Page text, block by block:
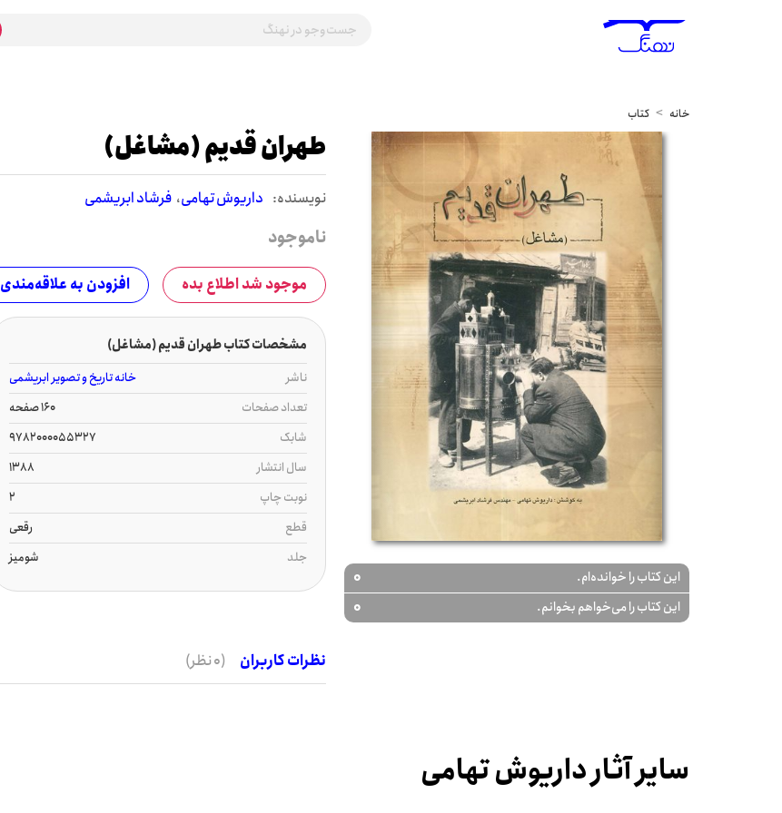
خانه کتاب
این کتاب را خوانده‌ام. 0
این کتاب را می‌خواهم بخوانم. 0
طهران قدیم (مشاغل)
نويسنده: داریوش تهامی فرشاد ابریشمی
ناموجود
موجود شد اطلاع بده افزودن به علاقه‌مندی
مشخصات کتاب طهران قدیم (مشاغل)
ناشر
خانه تاریخ و تصویر ابریشمی
تعداد صفحات
160 صفحه
شابک
9782000055327
سال انتشار
1388
نوبت چاپ
2
قطع
رقعی
جلد
شومیز
نظرات کاربران (0 نظر)
سایر آثار داریوش تهامی